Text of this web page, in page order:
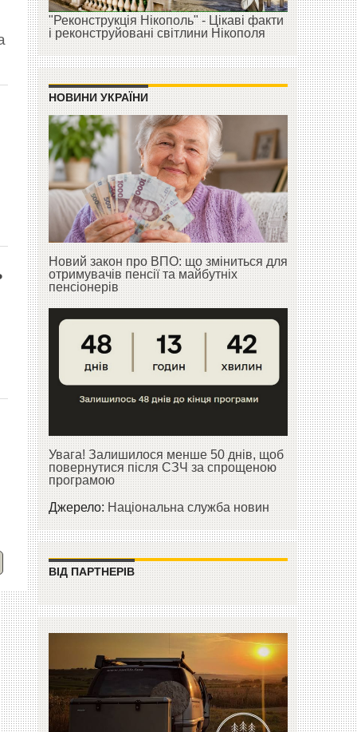
"Реконструкція Нікополь" - Цікаві факти
і реконструйовані світлини Нікополя
НОВИНИ УКРАЇНИ
Новий закон про ВПО: що зміниться для
отримувачів пенсії та майбутніх
пенсіонерів
Увага! Залишилося менше 50 днів, щоб
повернутися після СЗЧ за спрощеною
програмою
Джерело:Національна служба новин
ВІД ПАРТНЕРІВ